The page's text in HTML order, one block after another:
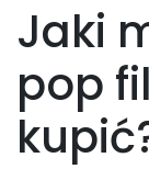
Jaki
pop